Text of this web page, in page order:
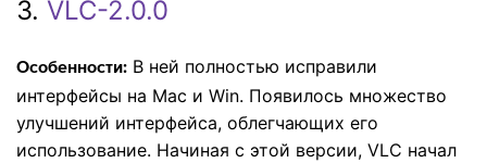
3. VLC-2.0.0
Особенности: В ней полностью исправили
интерфейсы на Mac и Win. Появилось множество
улучшений интерфейса, облегчающих его
использование. Начиная с этой версии, VLC начал